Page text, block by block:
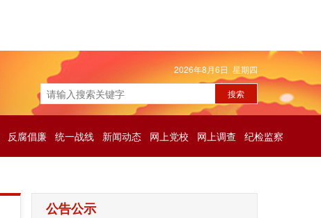
2026年8月6日 星期四
反腐倡廉 统一战线 新闻动态 网上党校 网上调查 纪检监察
公告公示